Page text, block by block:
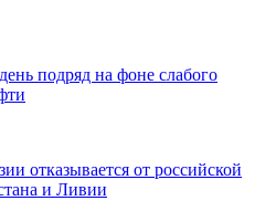
подряд на фоне слабого
отказывается от российской
и Ливии